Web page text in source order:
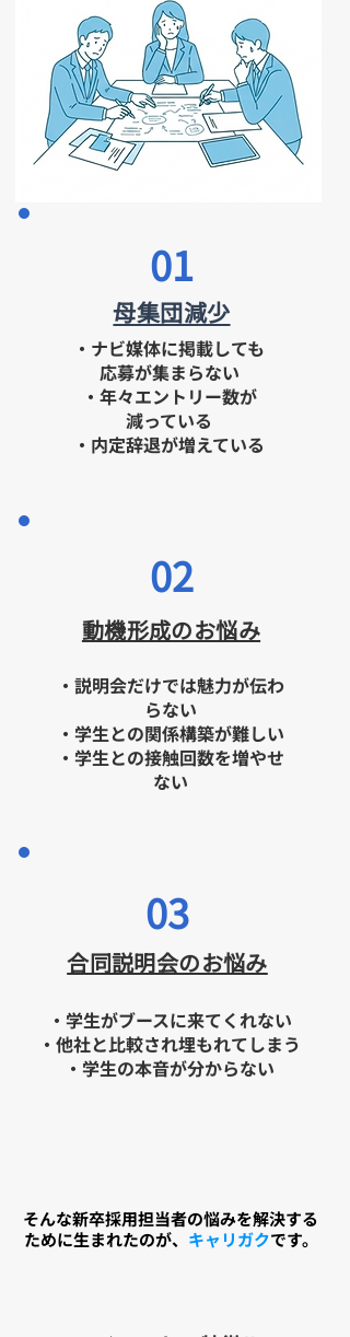
01
​母集団減少
・ナビ媒体に掲載しても
応募が集まらない
・年々エントリー数が
減っている
​・内定辞退が増えている
02
動機形成のお悩み
・説明会だけでは魅力が伝わ
らない
・学生との関係構築が難しい
・学生との接触回数を増やせ
ない
03
​合同説明会のお悩み
・学生がブースに来てくれない
・他社と比較され埋もれてしまう
・学生の本音が分からない
そんな新卒採用担当者の悩みを解決する
ために生まれたのが、 キャリガクです。